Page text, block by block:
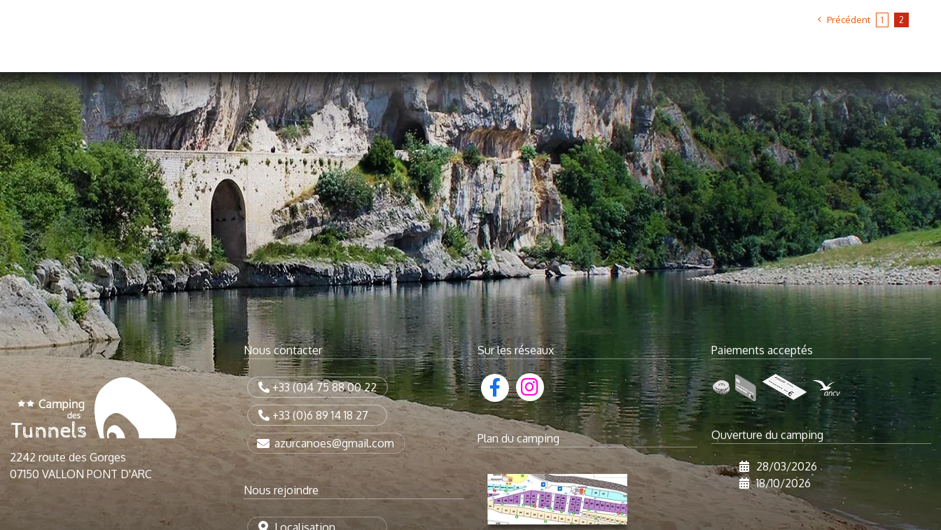
Précédent 1 2
2242 route des Gorges
07150 VALLON PONT D'ARC
Nous contacter
+33 (0)4 75 88 00 22
+33 (0)6 89 14 18 27
azurcanoes@gmail.com
Nous rejoindre
Localisation
Sur les réseaux
Plan du camping
Paiements acceptés
Ouverture du camping
28/03/2026
18/10/2026